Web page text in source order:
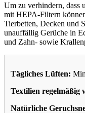
Um zu verhindern, dass
mit HEPA-Filtern
Tierbetten, Decken und
unauffällig Gerüche in
und Zahn- sowie
Tägliches Lüften:
Textilien regelmäßig
Natürliche